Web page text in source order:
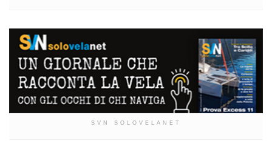
SVN SOLOVELANET